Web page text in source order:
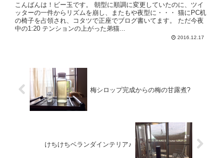
こんばんは！ビー玉です。 朝型に順調に変更していたのに、ツイ
ッターの一件からリズムを崩し、またもや夜型に・・・ 猫にPC机
の椅子を占領され、コタツで正座でブログ書いてます。 ただ今夜
中の1:20 テンションの上がった弟猫...
2016.12.17
梅シロップ完成からの梅の甘露煮?
けちけちベランダインテリア♪